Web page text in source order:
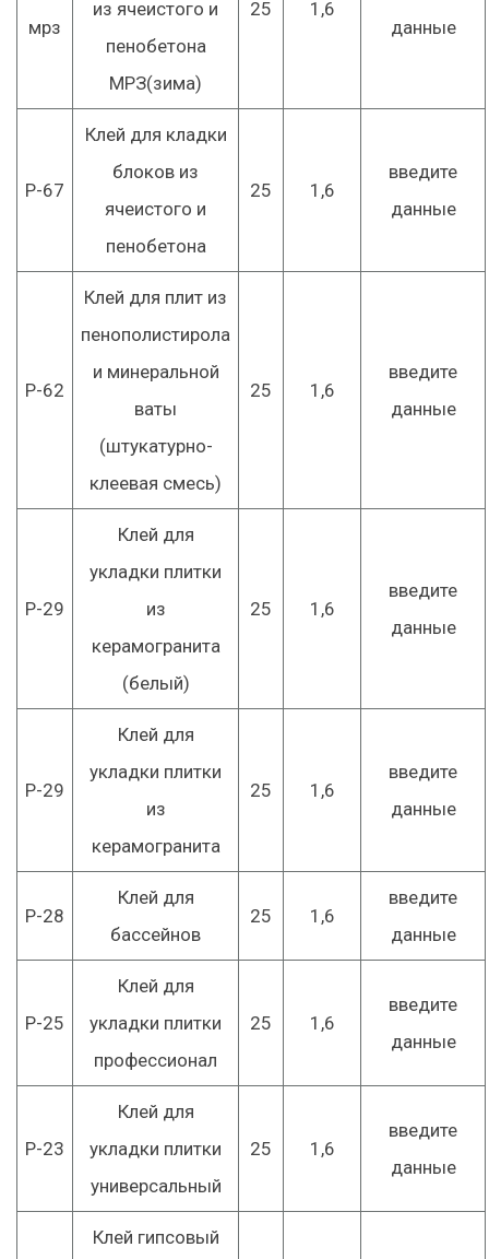
мрз
из ячеистого и
пенобетона
МРЗ(зима)
25 1,6
данные
Р-67
Клей для кладки
блоков из
ячеистого и
пенобетона
25 1,6
введите
данные
Р-62
Клей для плит из
пенополистирола
и минеральной
ваты
(штукатурно-
клеевая смесь)
25 1,6
введите
данные
Р-29
Клей для
укладки плитки
из
керамогранита
(белый)
25 1,6
введите
данные
Р-29
Клей для
укладки плитки
из
керамогранита
25 1,6
введите
данные
Р-28
Клей для
бассейнов
25 1,6
введите
данные
Р-25
Клей для
укладки плитки
профессионал
25 1,6
введите
данные
Р-23
Клей для
укладки плитки
универсальный
25 1,6
введите
данные
Клей гипсовый